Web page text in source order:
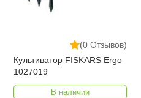
(0 Отзывов)
Культиватор FISKARS Ergo
1027019
В наличии